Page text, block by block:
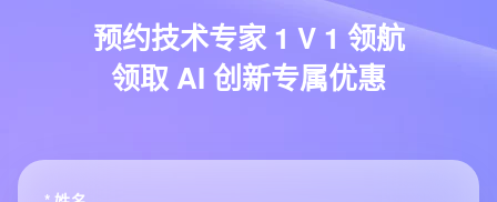
预约技术专家 1 V 1 领航
领取 AI 创新专属优惠